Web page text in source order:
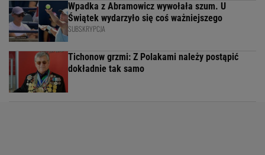
Wpadka z Abramowicz wywołała szum. U
Świątek wydarzyło się coś ważniejszego
SUBSKRYPCJA
Tichonow grzmi: Z Polakami należy postąpić
dokładnie tak samo